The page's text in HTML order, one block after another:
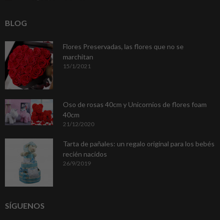
BLOG
Flores Preservadas, las flores que no se
marchitan
15/1/2021
Oso de rosas 40cm y Unicornios de flores foam
40cm
21/12/2020
Tarta de pañales: un regalo original para los bebés
recién nacidos
26/9/2019
SÍGUENOS